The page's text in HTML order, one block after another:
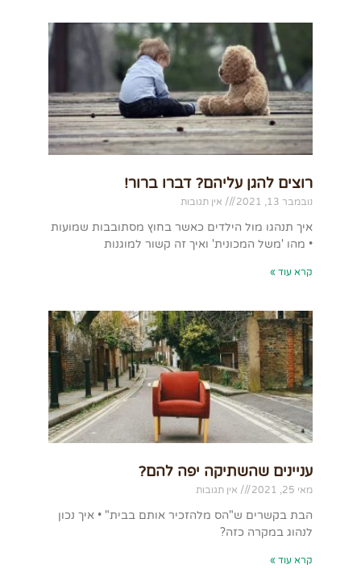
רוצים להגן עליהם? דברו ברור!
נובמבר 13, 2021 אין תגובות
איך תנהגו מול הילדים כאשר בחוץ מסתובבות שמועות
• מהו 'משל המכונית' ואיך זה קשור למוגנות
קרא עוד »
עניינים שהשתיקה יפה להם?
מאי 25, 2021 אין תגובות
הבת בקשרים ש"הס מלהזכיר אותם בבית" • איך נכון
לנהוג במקרה כזה?
קרא עוד »